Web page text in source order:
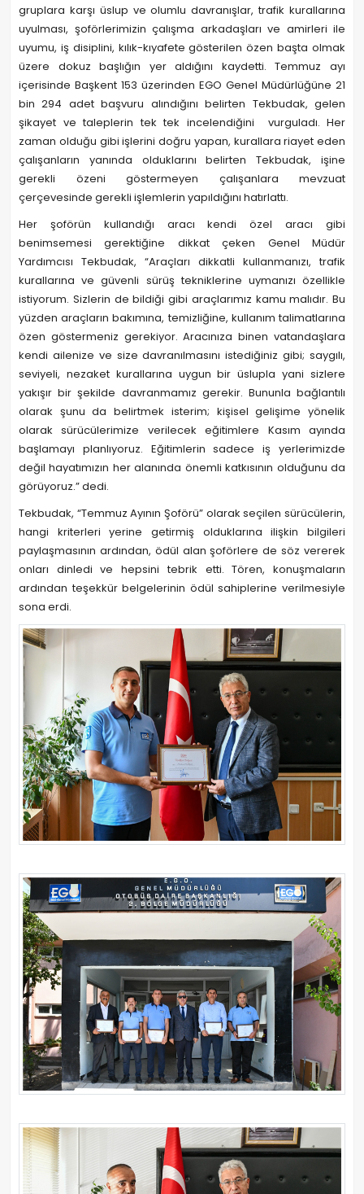
gruplara karşı üslup ve olumlu davranışlar, trafik kurallarına
uyulması, şoförlerimizin çalışma arkadaşları ve amirleri ile
uyumu, iş disiplini, kılık-kıyafete gösterilen özen başta olmak
üzere dokuz başlığın yer aldığını kaydetti. Temmuz ayı
içerisinde Başkent 153 üzerinden EGO Genel Müdürlüğüne 21
bin 294 adet başvuru alındığını belirten Tekbudak, gelen
şikayet ve taleplerin tek tek incelendiğini vurguladı. Her
zaman olduğu gibi işlerini doğru yapan, kurallara riayet eden
çalışanların yanında olduklarını belirten Tekbudak, işine
gerekli özeni göstermeyen çalışanlara mevzuat
çerçevesinde gerekli işlemlerin yapıldığını hatırlattı.
Her şoförün kullandığı aracı kendi özel aracı gibi
benimsemesi gerektiğine dikkat çeken Genel Müdür
Yardımcısı Tekbudak, “Araçları dikkatli kullanmanızı, trafik
kurallarına ve güvenli sürüş tekniklerine uymanızı özellikle
istiyorum. Sizlerin de bildiği gibi araçlarımız kamu malıdır. Bu
yüzden araçların bakımına, temizliğine, kullanım talimatlarına
özen göstermeniz gerekiyor. Aracınıza binen vatandaşlara
kendi ailenize ve size davranılmasını istediğiniz gibi; saygılı,
seviyeli, nezaket kurallarına uygun bir üslupla yani sizlere
yakışır bir şekilde davranmamız gerekir. Bununla bağlantılı
olarak şunu da belirtmek isterim; kişisel gelişime yönelik
olarak sürücülerimize verilecek eğitimlere Kasım ayında
başlamayı planlıyoruz. Eğitimlerin sadece iş yerlerimizde
değil hayatımızın her alanında önemli katkısının olduğunu da
görüyoruz.” dedi.
Tekbudak, “Temmuz Ayının Şoförü” olarak seçilen sürücülerin,
hangi kriterleri yerine getirmiş olduklarına ilişkin bilgileri
paylaşmasının ardından, ödül alan şoförlere de söz vererek
onları dinledi ve hepsini tebrik etti. Tören, konuşmaların
ardından teşekkür belgelerinin ödül sahiplerine verilmesiyle
sona erdi.